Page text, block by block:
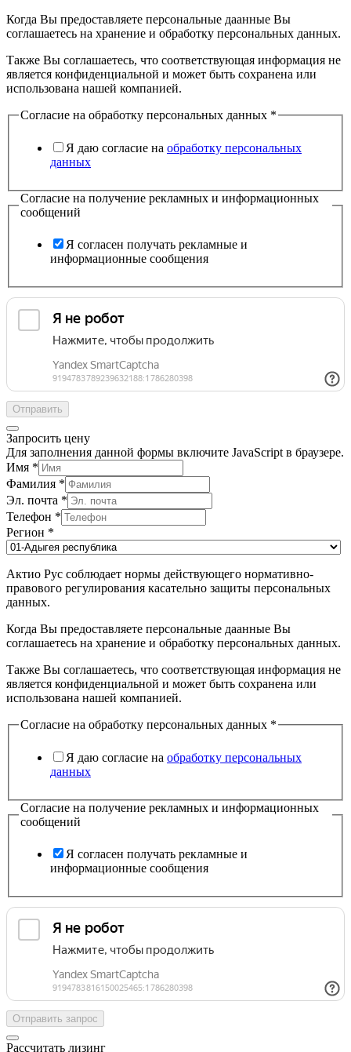
Когда Вы предоставляете персональные даанные Вы
соглашаетесь на хранение и обработку персональных данных.
Также Вы соглашаетесь, что соответствующая информация не
является конфиденциальной и может быть сохранена или
использована нашей компанией.
Согласие на обработку персональных данных *
Я даю согласие на обработку персональных
данных
Согласие на получение рекламных и информационных
сообщений
Я согласен получать рекламные и
информационные сообщения
Отправить
Запросить цену
Для заполнения данной формы включите JavaScript в браузере.
Имя *
Фамилия *
Эл. почта *
Телефон *
Регион *
Актио Рус соблюдает нормы действующего нормативно-
правового регулирования касательно защиты персональных
данных.
Когда Вы предоставляете персональные даанные Вы
соглашаетесь на хранение и обработку персональных данных.
Также Вы соглашаетесь, что соответствующая информация не
является конфиденциальной и может быть сохранена или
использована нашей компанией.
Согласие на обработку персональных данных *
Я даю согласие на обработку персональных
данных
Согласие на получение рекламных и информационных
сообщений
Я согласен получать рекламные и
информационные сообщения
Отправить запрос
Рассчитать лизинг